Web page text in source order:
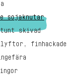
sojaknutar
skivad
finhackade